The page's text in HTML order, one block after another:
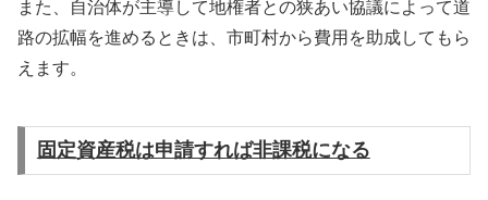
また、自治体が主導して地権者との狭あい協議によって道
路の拡幅を進めるときは、市町村から費用を助成してもら
えます。
固定資産税は申請すれば非課税になる